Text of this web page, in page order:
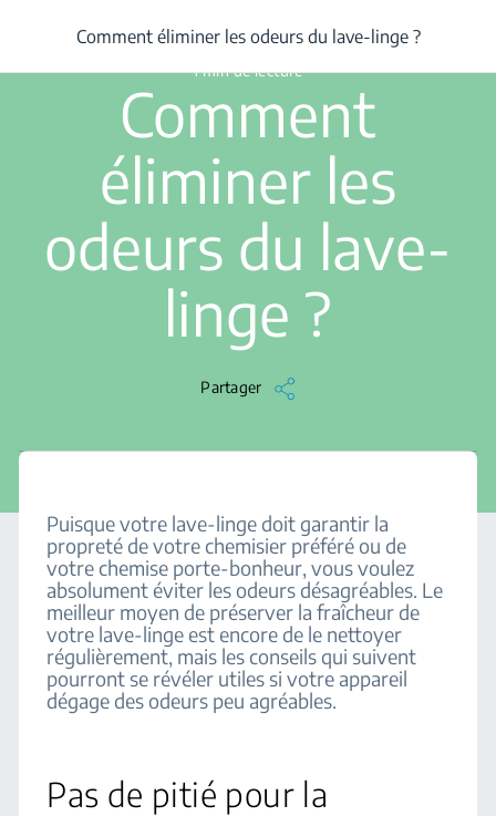
/ Comment éliminer les odeurs du lave-linge ?
1 min de lecture
Comment
éliminer les
odeurs du lave-
linge ?
Partager
Comment éliminer les odeurs du lave-linge ?
Puisque votre lave-linge doit garantir la
propreté de votre chemisier préféré ou de
votre chemise porte-bonheur, vous voulez
absolument éviter les odeurs désagréables. Le
meilleur moyen de préserver la fraîcheur de
votre lave-linge est encore de le nettoyer
régulièrement, mais les conseils qui suivent
pourront se révéler utiles si votre appareil
dégage des odeurs peu agréables.
Pas de pitié pour la